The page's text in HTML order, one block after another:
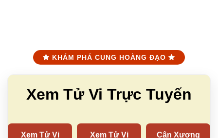
KHÁM PHÁ CUNG HOÀNG ĐẠO